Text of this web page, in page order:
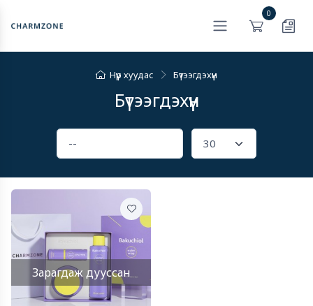
0
Нүүр хуудас Бүтээгдэхүүн
Бүтээгдэхүүн
Зарагдаж дууссан